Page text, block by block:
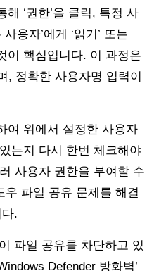
해 ‘권한’을 클릭, 특정 사
용자’에게 ‘읽기’ 또는
이 핵심입니다. 이 과정은
, 정확한 사용자명 입력이
여 위에서 설정한 사용자
는지 다시 한번 체크해야
사용자 권한을 부여할 수
파일 공유 문제를 해결
.
파일 공유를 차단하고 있
Defender 방화벽’